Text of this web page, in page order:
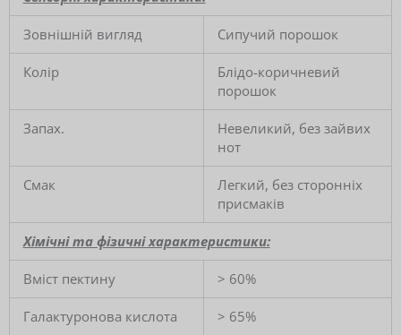
Зовнішній вигляд Сипучий порошок
Колір
Блідо-коричневий
порошок
Запах.
Невеликий, без зайвих
нот
Смак
Легкий, без сторонніх
присмаків
Хімічні та фізичні характеристики:
Вміст пектину > 60%
Галактуронова кислота > 65%